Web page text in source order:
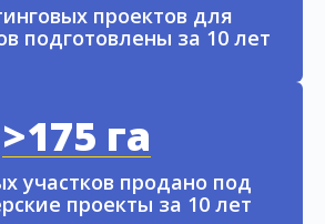
проектов для
подготовлены за 10 лет
>175 га
участков продано под
проекты за 10 лет